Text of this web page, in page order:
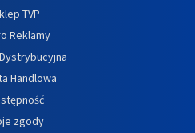
TVP
Reklamy
Handlowa
zgody